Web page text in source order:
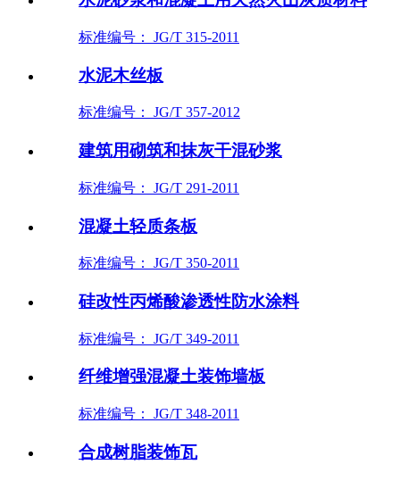
标准编号： JG/T 315-2011
水泥木丝板
标准编号： JG/T 357-2012
建筑用砌筑和抹灰干混砂浆
标准编号： JG/T 291-2011
混凝土轻质条板
标准编号： JG/T 350-2011
硅改性丙烯酸渗透性防水涂料
标准编号： JG/T 349-2011
纤维增强混凝土装饰墙板
标准编号： JG/T 348-2011
合成树脂装饰瓦